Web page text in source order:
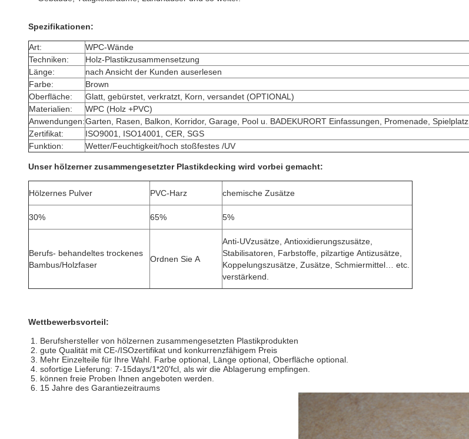
Spezifikationen:
Art:
WPC-Wände
Techniken:
Holz-Plastikzusammensetzung
Länge:
nach Ansicht der Kunden auserlesen
Farbe:
Brown
Oberfläche:
Glatt, gebürstet, verkratzt, Korn, versandet (OPTIONAL)
Materialien:
WPC (Holz +PVC)
Anwendungen:Garten, Rasen, Balkon, Korridor, Garage, Pool u. BADEKURORT Einfassungen, Promenade, Spielplatz.
Zertifikat:
ISO9001, ISO14001, CER, SGS
Funktion:
Wetter/Feuchtigkeit/hoch stoßfestes /UV
Unser hölzerner zusammengesetzter Plastikdecking wird vorbei gemacht:
Hölzernes Pulver PVC-Harz chemische Zusätze
30% 65% 5%
Berufs- behandeltes trockenes
Bambus/Holzfaser
Ordnen Sie A
Anti-UVzusätze, Antioxidierungszusätze,
Stabilisatoren, Farbstoffe, pilzartige Antizusätze,
Koppelungszusätze, Zusätze, Schmiermittel… etc.
verstärkend.
Wettbewerbsvorteil:
1. Berufshersteller von hölzernen zusammengesetzten Plastikprodukten
2. gute Qualität mit CE-/ISOzertifikat und konkurrenzfähigem Preis
3. Mehr Einzelteile für Ihre Wahl. Farbe optional, Länge optional, Oberfläche optional.
4. sofortige Lieferung: 7-15days/1*20'fcl, als wir die Ablagerung empfingen.
5. können freie Proben Ihnen angeboten werden.
6. 15 Jahre des Garantiezeitraums